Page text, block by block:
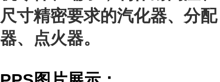
尺寸精密要求的汽化器、分配
器、点火器。